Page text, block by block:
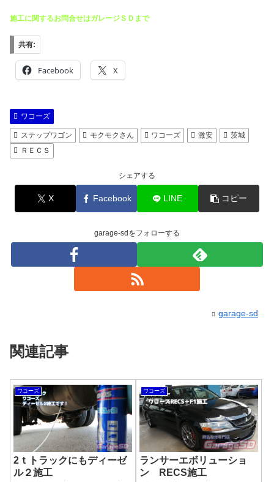
施工に関するお問合せはガレージＳＤまで
共有:
Facebook X
ワコーズ
ステップワゴン モクモクさん ワコーズ 激安
茨城
ＲＥＣＳ
シェアする
X Facebook LINE コピー
garage-sdをフォローする
garage-sd
関連記事
ワコーズ
2ｔトラックにもディーゼ
ル２施工
ワコーズ
ランサーエボリューショ
ン RECS施工